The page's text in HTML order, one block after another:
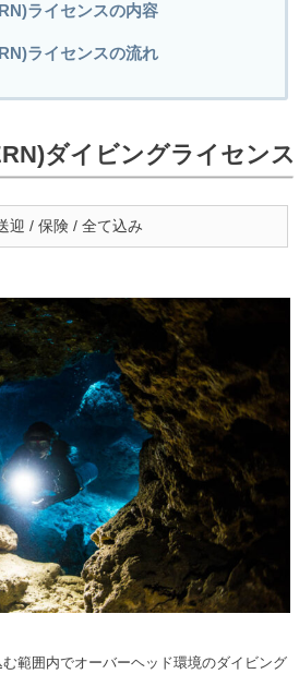
ライセンスの内容
ライセンスの流れ
ダイビングライセンス
/ 保険 / 全て込み
範囲内でオーバーヘッド環境のダイビング